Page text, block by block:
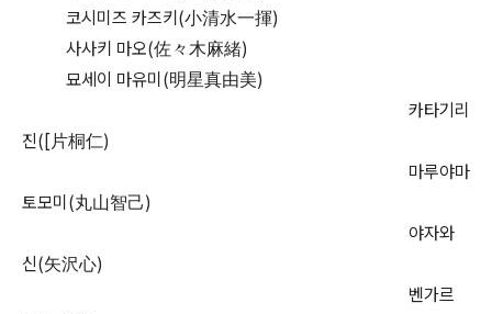
코시미즈 카즈키(小清水一揮)
사사키 마오(佐々木麻緒)
묘세이 마유미(明星真由美)
카타기리
진([片桐仁)
마루야마
토모미(丸山智己)
야자와
신(矢沢心)
벤가르